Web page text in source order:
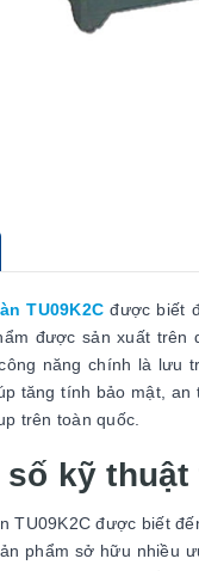
TU09K2C được biết
được sản xuất trên
năng chính là lưu
tăng tính bảo mật,
trên toàn quốc.
kỹ thuật
TU09K2C được biết
phẩm sở hữu nhiều